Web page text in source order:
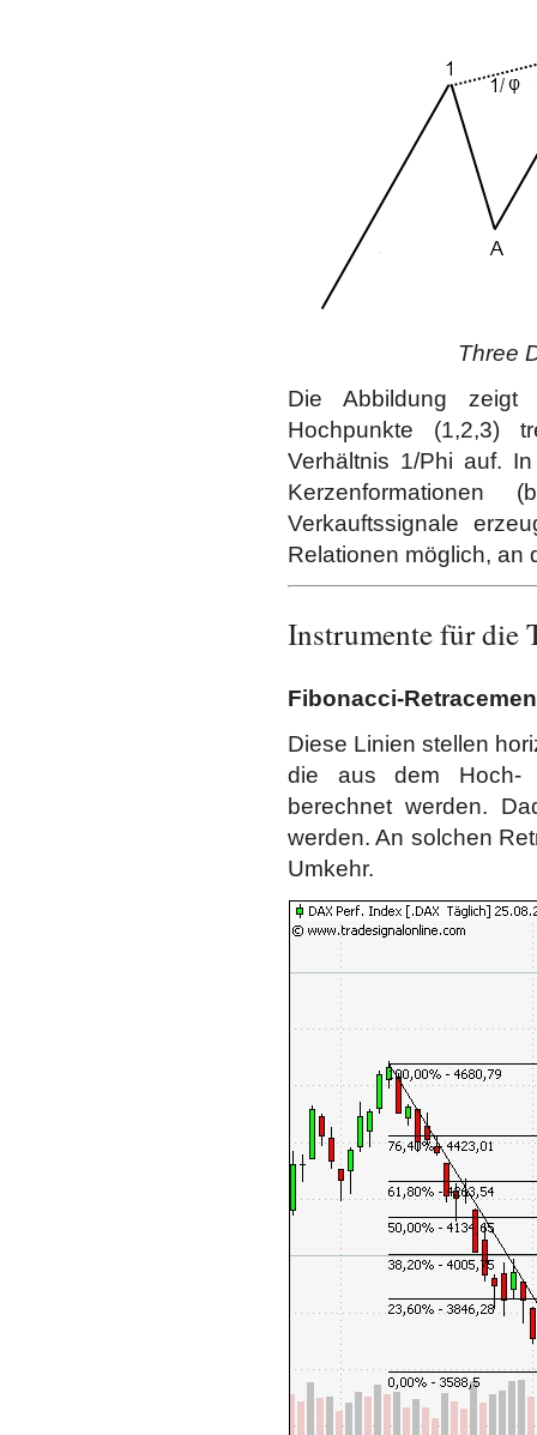
Three
Die Abbildung zeigt
Hochpunkte (1,2,3)
Verhältnis 1/Phi auf.
Verkauftssignale
Relationen möglich, an
Instrumente für die
Fibonacci-
Diese Linien stellen
die aus dem Hoch-
berechnet werden.
werden. An solchen
Umkehr.